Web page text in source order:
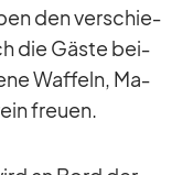
den ver­schie­
die Gäste bei­
Waf­feln, Ma­
freuen.